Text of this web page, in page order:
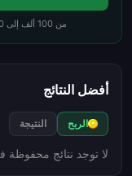
من 100 ألف إلى 100 مليون عملة · الروليت الأوروبي أو الأمريكي
أفضل النتائج
الربح النتيجة
لا توجد نتائج محفوظة